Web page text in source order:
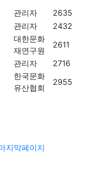
관리자 2635
관리자 2432
대한문화
재연구원
2611
관리자 2716
한국문화
유산협회
2955